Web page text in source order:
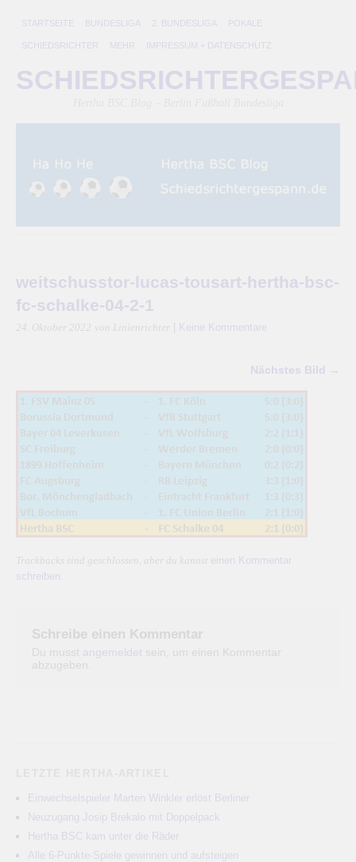
STARTSEITE BUNDESLIGA 2. BUNDESLIGA POKALE
SCHIEDSRICHTER MEHR IMPRESSUM + DATENSCHUTZ
weitschusstor-lucas-tousart-hertha-bsc-
fc-schalke-04-2-1
24. Oktober 2022 von Linienrichter Keine Kommentare
Nächstes Bild →
Trackbacks sind geschlossen, aber du kannst einen Kommentar
schreiben
Schreibe einen Kommentar
Du musst angemeldet sein, um einen Kommentar
abzugeben.
Einwechselspieler Marten Winkler erlöst Berliner
Neuzugang Josip Brekalo mit Doppelpack
Hertha BSC kam unter die Räder
Alle 6-Punkte-Spiele gewinnen und aufsteigen